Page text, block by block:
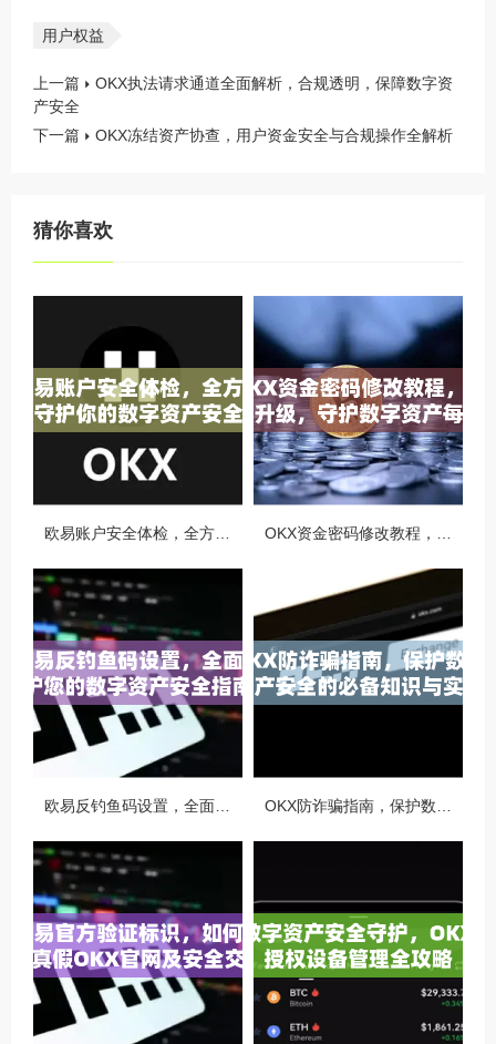
用户权益
上一篇
OKX执法请求通道全面解析，合规透明，保障数字资
产安全
下一篇
OKX冻结资产协查，用户资金安全与合规操作全解析
猜你喜欢